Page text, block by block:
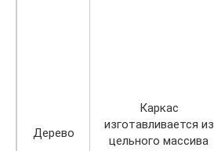
Дерево
Каркас
изготавливается из
цельного массива